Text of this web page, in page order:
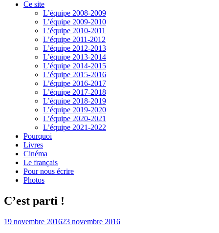
Ce site
L’équipe 2008-2009
L’équipe 2009-2010
L’équipe 2010-2011
L’équipe 2011-2012
L’équipe 2012-2013
L’équipe 2013-2014
L’équipe 2014-2015
L’équipe 2015-2016
L’équipe 2016-2017
L’équipe 2017-2018
L’équipe 2018-2019
L’équipe 2019-2020
L’équipe 2020-2021
L’équipe 2021-2022
Pourquoi
Livres
Cinéma
Le français
Pour nous écrire
Photos
C’est parti !
19 novembre 201623 novembre 2016